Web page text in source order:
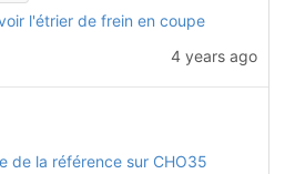
l'étrier de frein en coupe
4 years ago
de la référence sur CHO35